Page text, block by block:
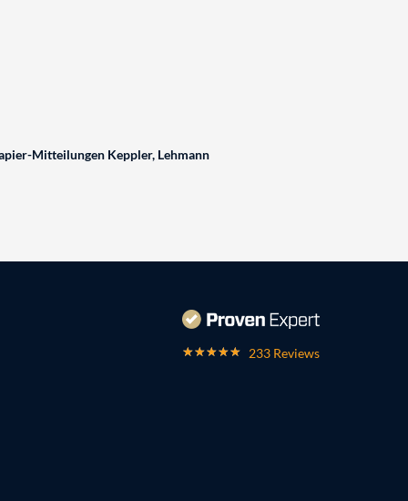
Mitteilungen Keppler, Lehmann
233 Reviews